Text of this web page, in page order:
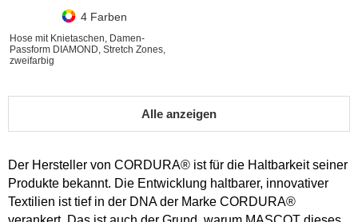
4 Farben
Hose mit Knietaschen, Damen-
Passform DIAMOND, Stretch Zones,
zweifarbig
Alle anzeigen
Der Hersteller von CORDURA® ist für die Haltbarkeit seiner
Produkte bekannt. Die Entwicklung haltbarer, innovativer
Textilien ist tief in der DNA der Marke CORDURA®